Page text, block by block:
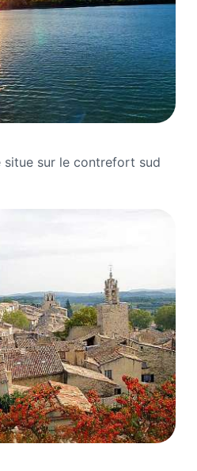
situe sur le contrefort sud